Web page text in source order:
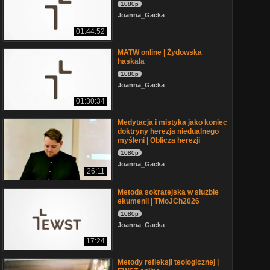
01:44:52
1080p
Joanna_Gacka
01:30:34
MATW online | Żydowska
haskala
1080p
Joanna_Gacka
26:11
Medytacja i mistyka jako koniec
doktryny herezja niedualnego
myśleni | Oblicza herezji
1080p
Joanna_Gacka
17:24
Metoda sokratejska w służbie
ekumenii | TMoJCh2026
1080p
Joanna_Gacka
Metody refleksji teologicznej |